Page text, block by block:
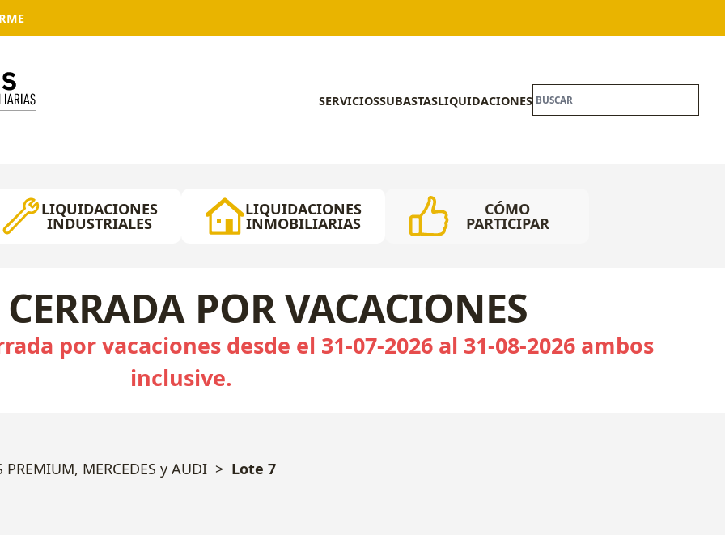
SERVICIOSSUBASTASLIQUIDACIONES
LIQUIDACIONES
INDUSTRIALES
LIQUIDACIONES
INMOBILIARIAS
CÓMO
PARTICIPAR
POR VACACIONES
por vacaciones desde el 31-07-2026 al 31-08-2026 ambos
inclusive.
PREMIUM, MERCEDES y AUDI Lote 7